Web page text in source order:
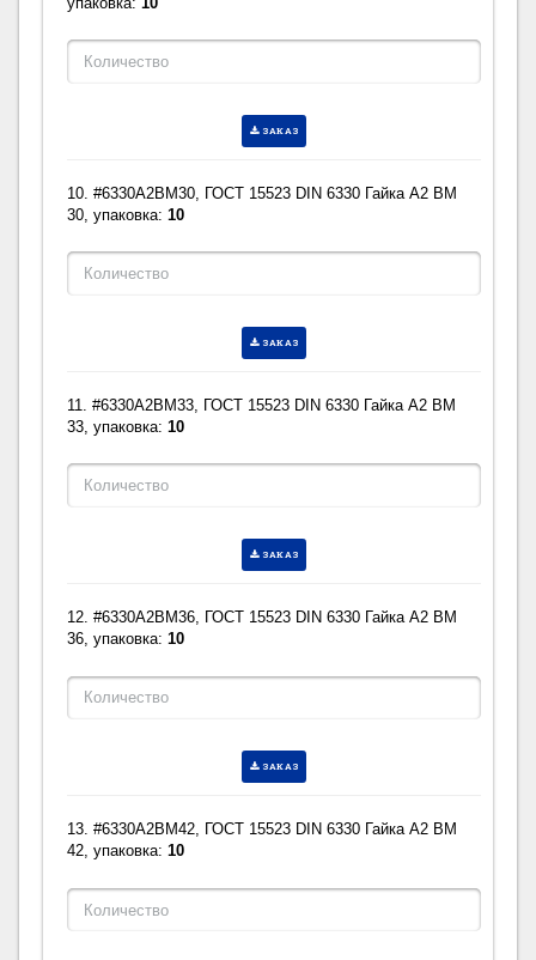
ЗАКАЗ
10. #6330A2BM30, ГОСТ 15523 DIN 6330 Гайка A2 BM
30, упаковка:10
ЗАКАЗ
11. #6330A2BM33, ГОСТ 15523 DIN 6330 Гайка A2 BM
33, упаковка:10
ЗАКАЗ
12. #6330A2BM36, ГОСТ 15523 DIN 6330 Гайка A2 BM
36, упаковка:10
ЗАКАЗ
13. #6330A2BM42, ГОСТ 15523 DIN 6330 Гайка A2 BM
42, упаковка:10